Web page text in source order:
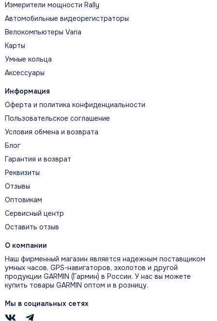
перегруженной картографии. Световые и
звуковые сигналы заранее предупреждают о
повороте.
Измерители мощности Rally
Автомобильные видеорегистраторы
Велокомпьютеры Varia
Карты
Умные кольца
Аксессуары
Информация
Оферта и политика конфиденциальности
Пользовательское соглашение
Условия обмена и возврата
Блог
Гарантия и возврат
Реквизиты
Отзывы
Оптовикам
Сервисный центр
Оставить отзыв
О компании
Наш фирменный магазин является надежным поставщиком
умных часов, GPS-навигаторов, эхолотов и другой
продукции GARMIN (Гармин) в России. У нас вы можете
купить товары GARMIN оптом и в розницу.
Мы в социальных сетях